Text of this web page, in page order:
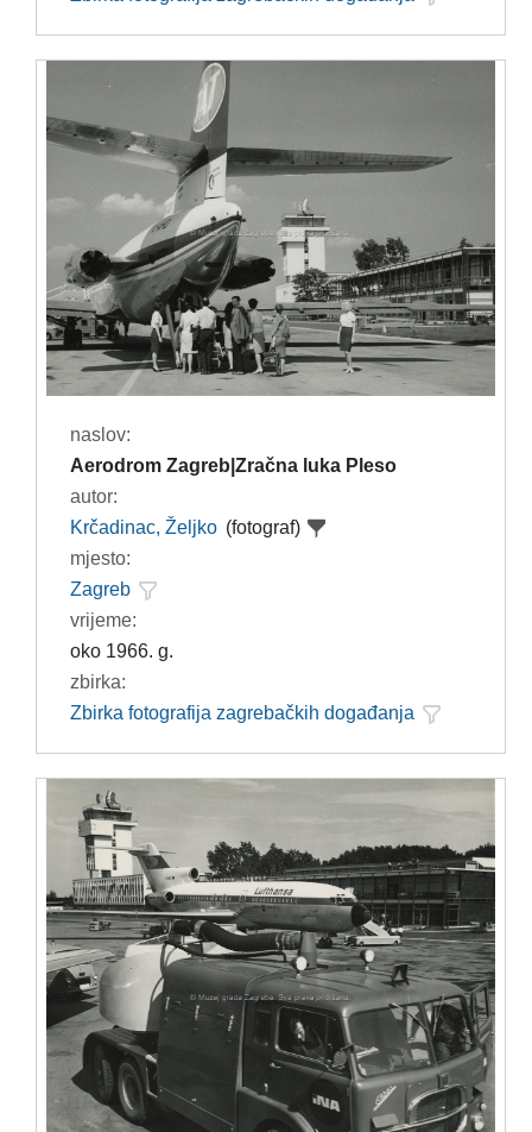
naslov:
Aerodrom Zagreb|Zračna luka Pleso
autor:
Krčadinac, Željko (fotograf)
mjesto:
Zagreb
vrijeme:
oko 1966. g.
zbirka:
Zbirka fotografija zagrebačkih događanja